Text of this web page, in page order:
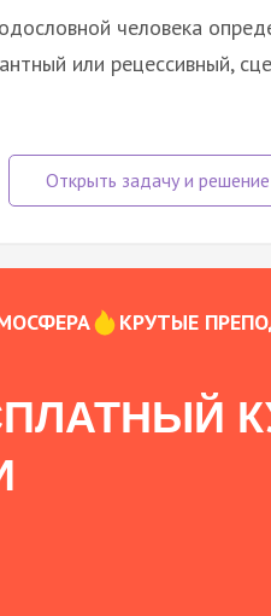
человека
или рецессивный,
КРУТЫЕ